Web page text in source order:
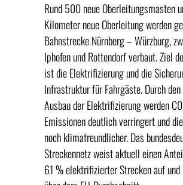
Rund 500 neue Oberleitungsmasten
Kilometer neue Oberleitung werden
Bahnstrecke Nürnberg – Würzburg,
Iphofen und Rottendorf verbaut. Ziel
ist die Elektrifizierung und die
Infrastruktur für Fahrgäste. Durch
Ausbau der Elektrifizierung werden
Emissionen deutlich verringert und
noch klimafreundlicher. Das
Streckennetz weist aktuell einen
61 % elektrifizierter Strecken auf